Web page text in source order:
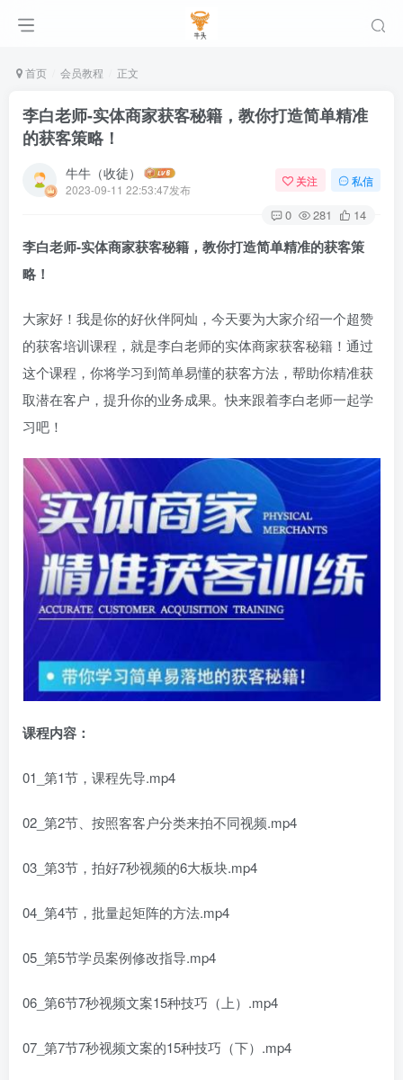
首页 会员教程 正文
李白老师-实体商家获客秘籍，教你打造简单精准
的获客策略！
牛牛（收徒）
2023-09-11 22:53:47发布
关注 私信
0 281 14
李白老师-实体商家获客秘籍，教你打造简单精准的获客策
略！
大家好！我是你的好伙伴阿灿，今天要为大家介绍一个超赞
的获客培训课程，就是李白老师的实体商家获客秘籍！通过
这个课程，你将学习到简单易懂的获客方法，帮助你精准获
取潜在客户，提升你的业务成果。快来跟着李白老师一起学
习吧！
课程内容：
01_第1节，课程先导.mp4
02_第2节、按照客客户分类来拍不同视频.mp4
03_第3节，拍好7秒视频的6大板块.mp4
04_第4节，批量起矩阵的方法.mp4
05_第5节学员案例修改指导.mp4
06_第6节7秒视频文案15种技巧（上）.mp4
07_第7节7秒视频文案的15种技巧（下）.mp4